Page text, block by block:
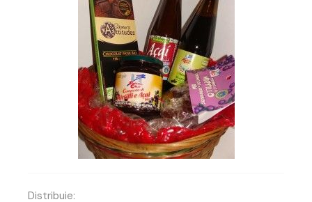
Distribuie: